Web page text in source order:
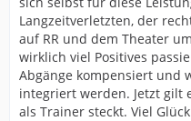
Langzeitverletzten, der
auf RR und dem Theater
wirklich viel Positives
Abgänge kompensiert und
integriert werden. Jetzt gilt
als Trainer steckt. Viel